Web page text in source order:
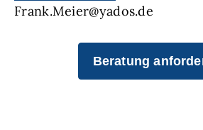
Frank.Meier@yados.de
Beratung